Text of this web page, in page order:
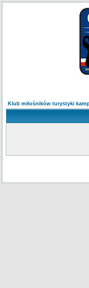
Klub miłośników turystyki